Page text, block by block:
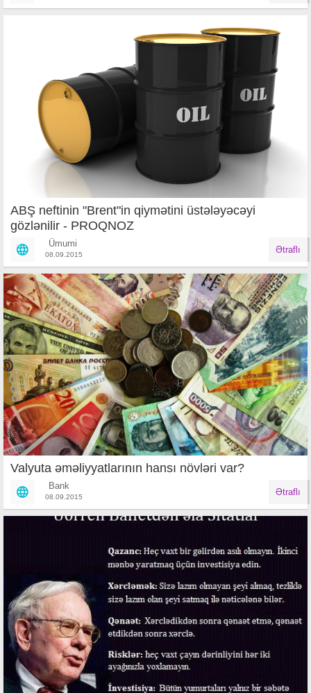
​ABŞ neftinin "Brent"in qiymətini üstələyəcəyi
gözlənilir - PROQNOZ
Ümumi
08.09.2015 Ətraflı
Valyuta əməliyyatlarının hansı növləri var?
Bank
08.09.2015 Ətraflı